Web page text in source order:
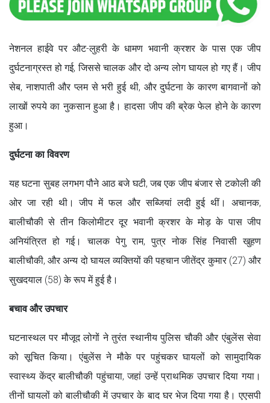
नेशनल हाईवे पर औट-लुहरी के धामण भवानी क्रशर के पास एक जीप
दुर्घटनाग्रस्त हो गई, जिससे चालक और दो अन्य लोग घायल हो गए हैं। जीप
सेब, नाशपाती और प्लम से भरी हुई थी, और दुर्घटना के कारण बागवानों को
लाखों रुपये का नुकसान हुआ है। हादसा जीप की ब्रेक फेल होने के कारण
हुआ।
दुर्घटना का विवरण
यह घटना सुबह लगभग पौने आठ बजे घटी, जब एक जीप बंजार से टकोली की
ओर जा रही थी। जीप में फल और सब्जियां लदी हुई थीं। अचानक,
बालीचौकी से तीन किलोमीटर दूर भवानी क्रशर के मोड़ के पास जीप
अनियंत्रित हो गई। चालक पेगु राम, पुत्र नोक सिंह निवासी खुहण
बालीचौकी, और अन्य दो घायल व्यक्तियों की पहचान जीतेंद्र कुमार (27) और
सुखदयाल (58) के रूप में हुई है।
बचाव और उपचार
घटनास्थल पर मौजूद लोगों ने तुरंत स्थानीय पुलिस चौकी और एंबुलेंस सेवा
को सूचित किया। एंबुलेंस ने मौके पर पहुंचकर घायलों को सामुदायिक
स्वास्थ्य केंद्र बालीचौकी पहुंचाया, जहां उन्हें प्राथमिक उपचार दिया गया।
तीनों घायलों को बालीचौकी में उपचार के बाद घर भेज दिया गया है। एएसपी